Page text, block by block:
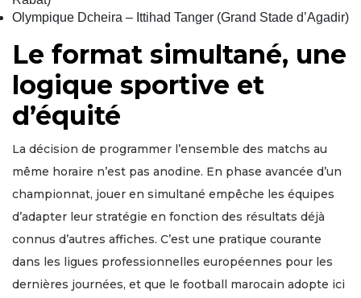
Olympique Dcheira – Ittihad Tanger (Grand Stade d’Agadir)
Le format simultané, une
logique sportive et
d’équité
La décision de programmer l’ensemble des matchs au
même horaire n’est pas anodine. En phase avancée d’un
championnat, jouer en simultané empêche les équipes
d’adapter leur stratégie en fonction des résultats déjà
connus d’autres affiches. C’est une pratique courante
dans les ligues professionnelles européennes pour les
dernières journées, et que le football marocain adopte ici